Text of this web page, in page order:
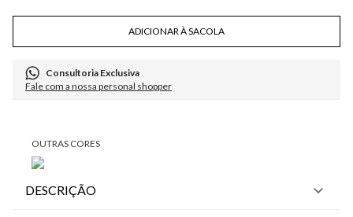
ADICIONAR À SACOLA
Consultoria Exclusiva
Fale com a nossa personal shopper
DESCRIÇÃO